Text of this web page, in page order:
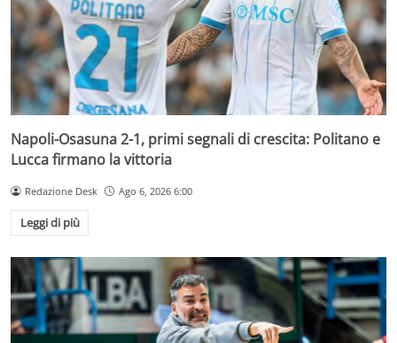
Napoli-Osasuna 2-1, primi segnali di crescita: Politano e
Lucca firmano la vittoria
Redazione Desk Ago 6, 2026 6:00
Leggi di più